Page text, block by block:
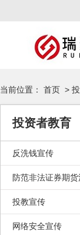
当前位置： 首页 >
投资者教育
反洗钱宣传
防范非法证券期
投教宣传
网络安全宣传